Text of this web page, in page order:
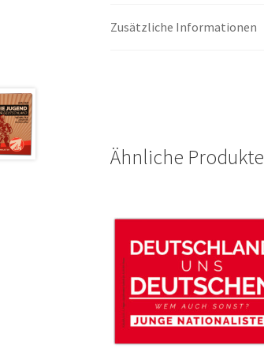
Zusätzliche Informationen
Ähnliche Produkte